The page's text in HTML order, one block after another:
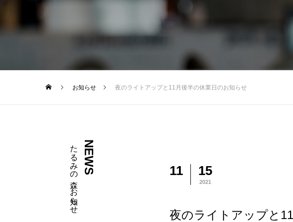
お知らせ 夜のライトアップと11月後半の休業日のお知らせ
NEWS
たるみの森 お知らせ 11 15
2021
夜のライトアップと